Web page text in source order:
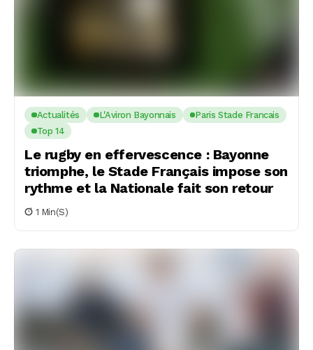
Actualités L'Aviron Bayonnais
Paris Stade Francais
Top 14
Le rugby en effervescence : Bayonne
triomphe, le Stade Français impose son
rythme et la Nationale fait son retour
1 Min(s)